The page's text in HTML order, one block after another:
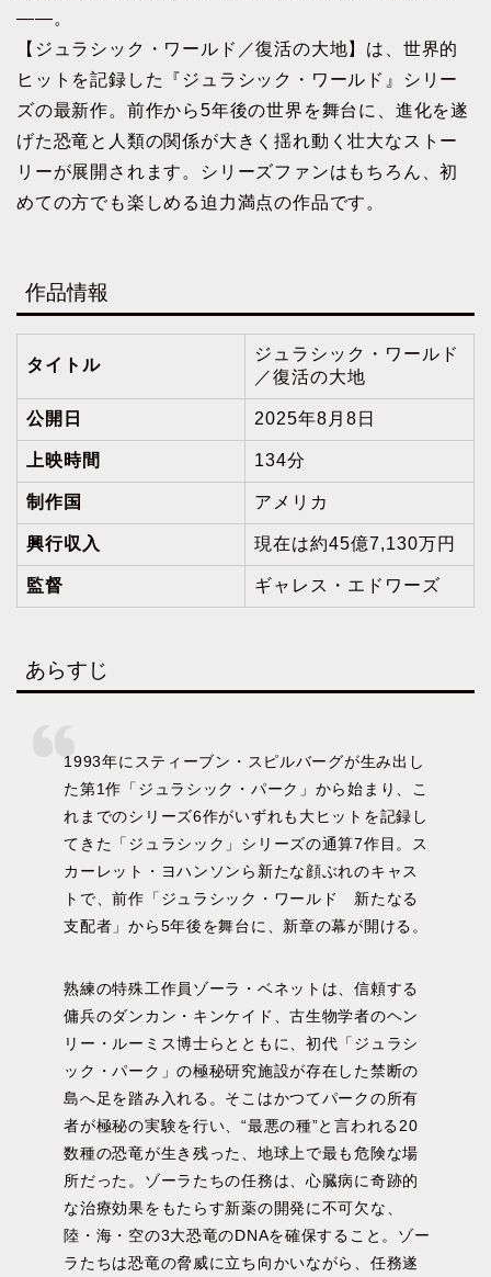
――。
【ジュラシック・ワールド／復活の大地】は、世界的
ヒットを記録した『ジュラシック・ワールド』シリー
ズの最新作。前作から5年後の世界を舞台に、進化を遂
げた恐竜と人類の関係が大きく揺れ動く壮大なストー
リーが展開されます。シリーズファンはもちろん、初
めての方でも楽しめる迫力満点の作品です。
作品情報
タイトル
ジュラシック・ワールド
／復活の大地
公開日 2025年8月8日
上映時間 134分
制作国 アメリカ
興行収入 現在は約45億7,130万円
監督 ギャレス・エドワーズ
あらすじ
1993年にスティーブン・スピルバーグが生み出し
た第1作「ジュラシック・パーク」から始まり、こ
れまでのシリーズ6作がいずれも大ヒットを記録し
てきた「ジュラシック」シリーズの通算7作目。ス
カーレット・ヨハンソンら新たな顔ぶれのキャス
トで、前作「ジュラシック・ワールド 新たなる
支配者」から5年後を舞台に、新章の幕が開ける。
熟練の特殊工作員ゾーラ・ベネットは、信頼する
傭兵のダンカン・キンケイド、古生物学者のヘン
リー・ルーミス博士らとともに、初代「ジュラシ
ック・パーク」の極秘研究施設が存在した禁断の
島へ足を踏み入れる。そこはかつてパークの所有
者が極秘の実験を行い、“最悪の種”と言われる20
数種の恐竜が生き残った、地球上で最も危険な場
所だった。ゾーラたちの任務は、心臓病に奇跡的
な治療効果をもたらす新薬の開発に不可欠な、
陸・海・空の3大恐竜のDNAを確保すること。ゾー
ラたちは恐竜の脅威に立ち向かいながら、任務遂